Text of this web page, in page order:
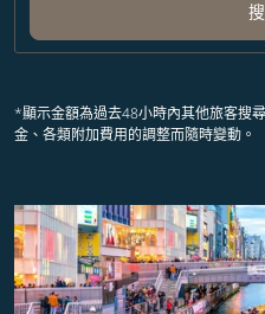
*顯示金額為過去48小時內其他旅客搜
金、各類附加費用的調整而隨時變動。